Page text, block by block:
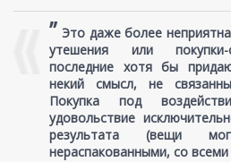
”Это даже более
утешения или покупки-
последние хотя бы
некий смысл, не
Покупка под
удовольствие
результата (вещи
нераспакованными, со